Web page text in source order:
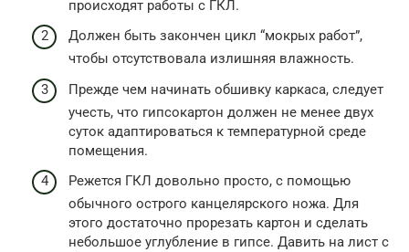
происходят работы с ГКЛ.
Должен быть закончен цикл “мокрых работ”,
чтобы отсутствовала излишняя влажность.
Прежде чем начинать обшивку каркаса, следует
учесть, что гипсокартон должен не менее двух
суток адаптироваться к температурной среде
помещения.
Режется ГКЛ довольно просто, с помощью
обычного острого канцелярского ножа. Для
этого достаточно прорезать картон и сделать
небольшое углубление в гипсе. Давить на лист с